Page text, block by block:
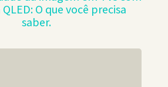
O que você precisa
saber.